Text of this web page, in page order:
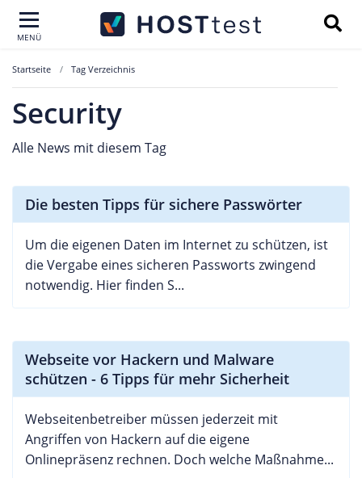
MENÜ
Startseite Tag Verzeichnis
Security
Alle News mit diesem Tag
Die besten Tipps für sichere Passwörter
Um die eigenen Daten im Internet zu schützen, ist
die Vergabe eines sicheren Passworts zwingend
notwendig. Hier finden S...
Webseite vor Hackern und Malware
schützen - 6 Tipps für mehr Sicherheit
Webseitenbetreiber müssen jederzeit mit
Angriffen von Hackern auf die eigene
Onlinepräsenz rechnen. Doch welche Maßnahme...